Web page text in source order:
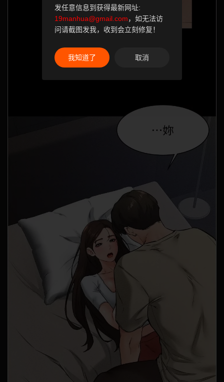
发任意信息到获得最新网址:
19manhua@gmail.com，如无法访
问请截图发我，收到会立刻修复！
我知道了 取消